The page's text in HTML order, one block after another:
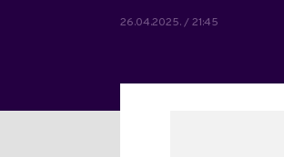
26.04.2025. / 21:45